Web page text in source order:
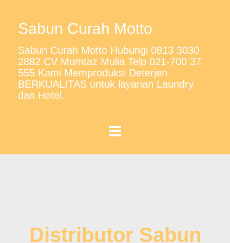
Sabun Curah Motto
Sabun Curah Motto Hubungi 0813 3030
2882 CV Mumtaz Mulia Telp 021-700 37
555 Kami Memproduksi Deterjen
BERKUALITAS untuk layanan Laundry
dan Hotel.
Distributor Sabun